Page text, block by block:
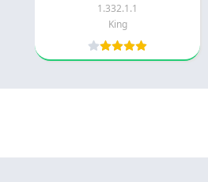
1.332.1.1
King